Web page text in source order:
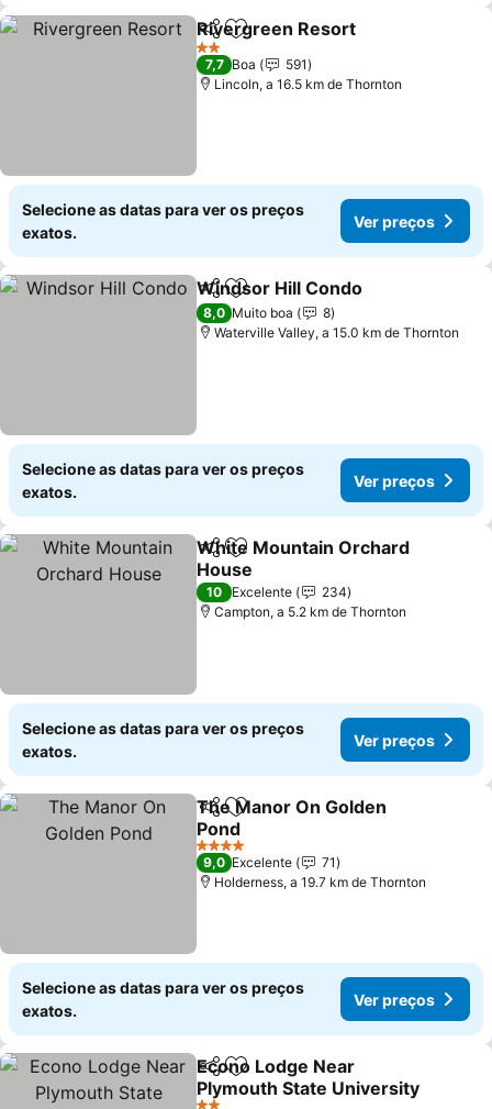
PartilharAdicionar aos favoritos
Rivergreen Resort
2 Estrelas
7,7 Boa
591
Lincoln, a 16.5 km de Thornton
Selecione as datas para ver os preços
exatos.
Ver preços
PartilharAdicionar aos favoritos
Windsor Hill Condo
8,0 Muito boa
8
Waterville Valley, a 15.0 km de Thornton
Selecione as datas para ver os preços
exatos.
Ver preços
PartilharAdicionar aos favoritos
White Mountain Orchard
House
10 Excelente
234
Campton, a 5.2 km de Thornton
Selecione as datas para ver os preços
exatos.
Ver preços
PartilharAdicionar aos favoritos
The Manor On Golden
Pond
4 Estrelas
9,0 Excelente
71
Holderness, a 19.7 km de Thornton
Selecione as datas para ver os preços
exatos.
Ver preços
PartilharAdicionar aos favoritos
Econo Lodge Near
Plymouth State University